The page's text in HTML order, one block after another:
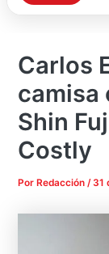
Carlos
camisa
Shin
Costly
Por Redacción/ 31